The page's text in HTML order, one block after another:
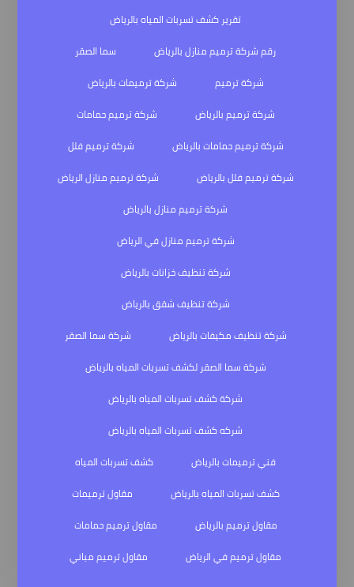
تقرير كشف تسربات المياه بالرياض
رقم شركة ترميم منازل بالرياض
سما الصقر
شركة ترميم
شركة ترميمات بالرياض
شركة ترميم بالرياض
شركة ترميم حمامات
شركة ترميم حمامات بالرياض
شركة ترميم فلل
شركة ترميم فلل بالرياض
شركة ترميم منازل الرياض
شركة ترميم منازل بالرياض
شركة ترميم منازل في الرياض
شركة تنظيف خزانات بالرياض
شركة تنظيف شقق بالرياض
شركة تنظيف مكيفات بالرياض
شركة سما الصقر
شركة سما الصقر لكشف تسربات المياه بالرياض
شركة كشف تسربات المياه بالرياض
شركه كشف تسربات المياه بالرياض
فني ترميمات بالرياض
كشف تسربات المياه
كشف تسربات المياه بالرياض
مقاول ترميمات
مقاول ترميم بالرياض
مقاول ترميم حمامات
مقاول ترميم في الرياض
مقاول ترميم مباني